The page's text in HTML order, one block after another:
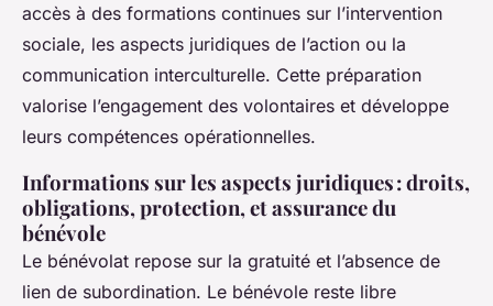
accès à des formations continues sur l’intervention
sociale, les aspects juridiques de l’action ou la
communication interculturelle. Cette préparation
valorise l’engagement des volontaires et développe
leurs compétences opérationnelles.
Informations sur les aspects juridiques : droits,
obligations, protection, et assurance du
bénévole
Le bénévolat repose sur la gratuité et l’absence de
lien de subordination. Le bénévole reste libre